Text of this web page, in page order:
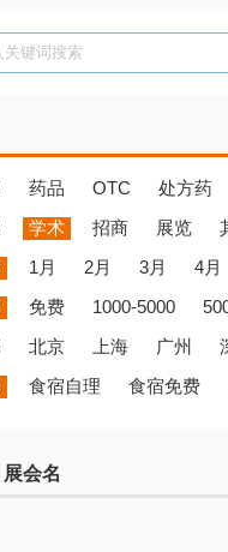
关键词搜索
药品 OTC 处方药
学术 招商 展览
1月 2月 3月 4月
免费 1000-5000
北京 上海 广州
食宿自理 食宿免费
展会名